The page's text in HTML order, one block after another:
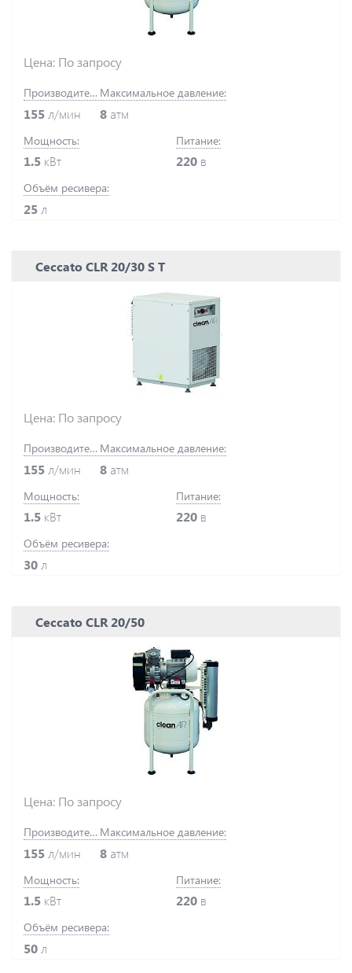
Цена: По запросу
Производительность:
155 л/мин
Максимальное давление:
8 атм
Мощность:
1.5 кВт
Питание:
220 в
Объём ресивера:
25 л
Ceccato CLR 20/30 S T
Цена: По запросу
Производительность:
155 л/мин
Максимальное давление:
8 атм
Мощность:
1.5 кВт
Питание:
220 в
Объём ресивера:
30 л
Ceccato CLR 20/50
Цена: По запросу
Производительность:
155 л/мин
Максимальное давление:
8 атм
Мощность:
1.5 кВт
Питание:
220 в
Объём ресивера:
50 л